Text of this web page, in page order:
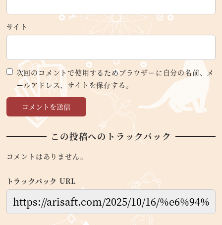
サイト
次回のコメントで使用するためブラウザーに自分の名前、メ
ールアドレス、サイトを保存する。
この投稿へのトラックバック
コメントはありません。
トラックバック URL